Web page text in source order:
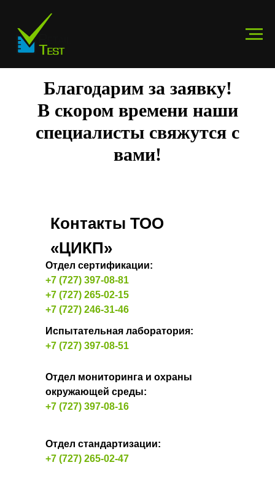
Благодарим за заявку!
В скором времени наши
специалисты свяжутся с
вами!
Контакты ТОО
«ЦИКП»
Отдел сертификации:
+7 (727) 397-08-81
+7 (727) 265-02-15
+7 (727) 246-31-46
Отдел мониторинга и охраны
окружающей среды:
+7 (727) 397-08-16
Отдел стандартизации:
+7 (727) 265-02-47
Испытательная лаборатория:
+7 (727) 397-08-51